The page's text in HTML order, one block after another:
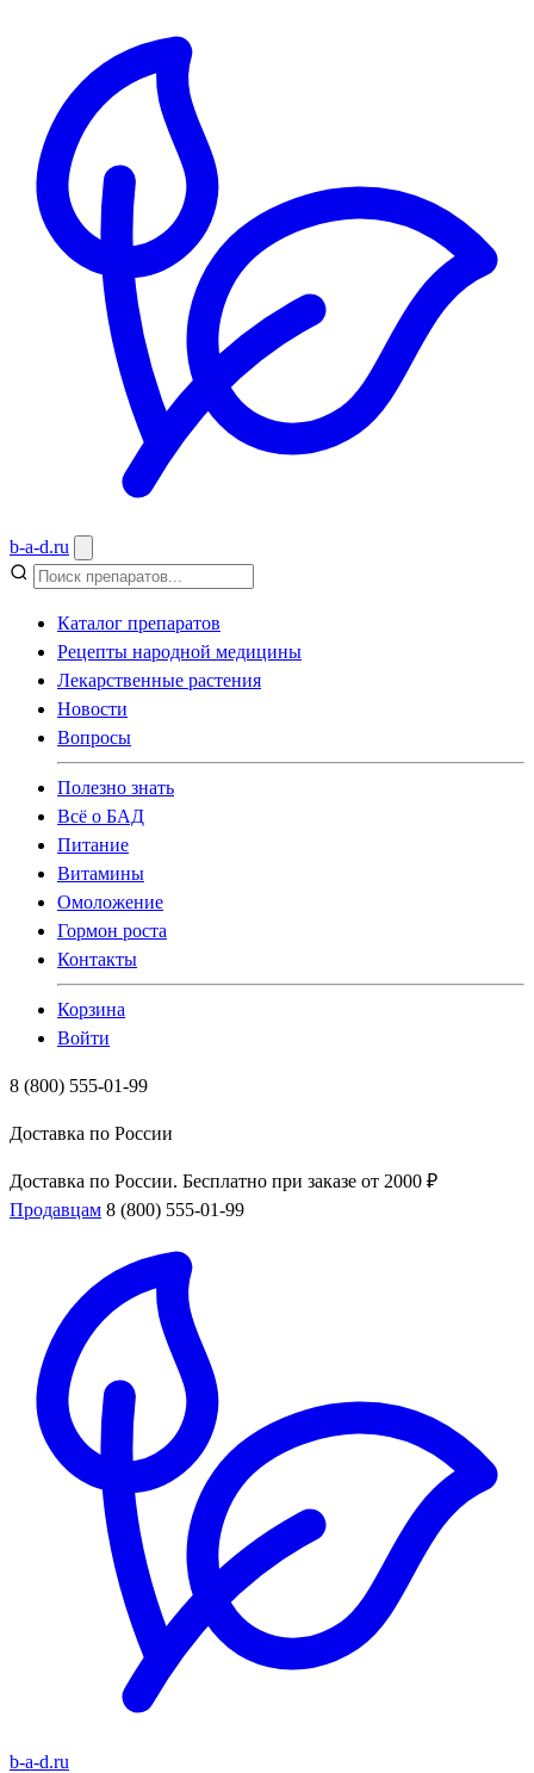
b-a-d.ru
Каталог препаратов
Рецепты народной медицины
Лекарственные растения
Новости
Вопросы
Полезно знать
Всё о БАД
Питание
Витамины
Омоложение
Гормон роста
Контакты
Корзина
Войти
8 (800) 555-01-99
Доставка по России
Доставка по России. Бесплатно при заказе от 2000 ₽
Продавцам 8 (800) 555-01-99
b-a-d.ru